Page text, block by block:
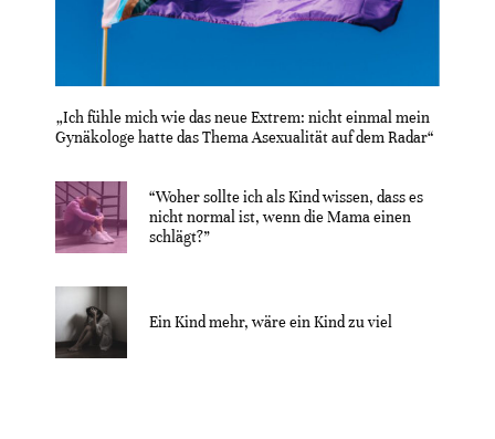
„Ich fühle mich wie das neue Extrem: nicht einmal mein
Gynäkologe hatte das Thema Asexualität auf dem Radar“
“Woher sollte ich als Kind wissen, dass es
nicht normal ist, wenn die Mama einen
schlägt?”
Ein Kind mehr, wäre ein Kind zu viel